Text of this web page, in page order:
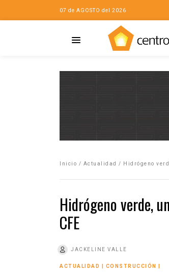
07 de AGOSTO del 2026
Inicio / Actualidad / Hidrógeno
Hidrógeno verde,
CFE
JACKELINE VALLE
ACTUALIDAD CONSTRUCCIÓN